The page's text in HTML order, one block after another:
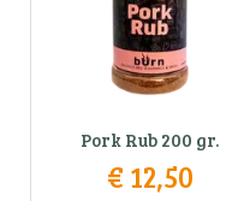
Pork Rub 200 gr.
€ 12,50